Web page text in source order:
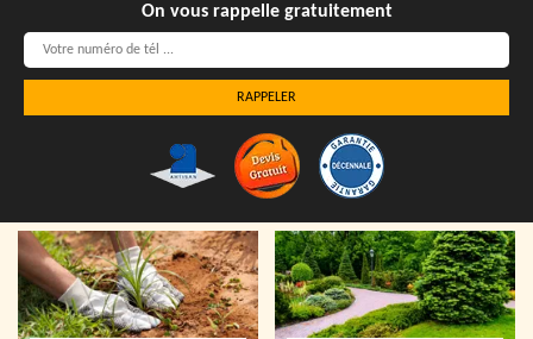
On vous rappelle gratuitement